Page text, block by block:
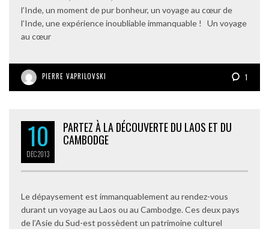
l’Inde, un moment de pur bonheur, un voyage au cœur de
l’Inde, une expérience inoubliable immanquable ! Un voyage
au cœur
PIERRE VAPRILOVSKI 1
10
DEC2013
PARTEZ À LA DÉCOUVERTE DU LAOS ET DU
CAMBODGE
Le dépaysement est immanquablement au rendez-vous
durant un voyage au Laos ou au Cambodge. Ces deux pays
de l’Asie du Sud-est possèdent un patrimoine culturel